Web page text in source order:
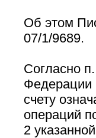
Об этом
07/1/9689.
Согласно
Федерации
счету
операций
2